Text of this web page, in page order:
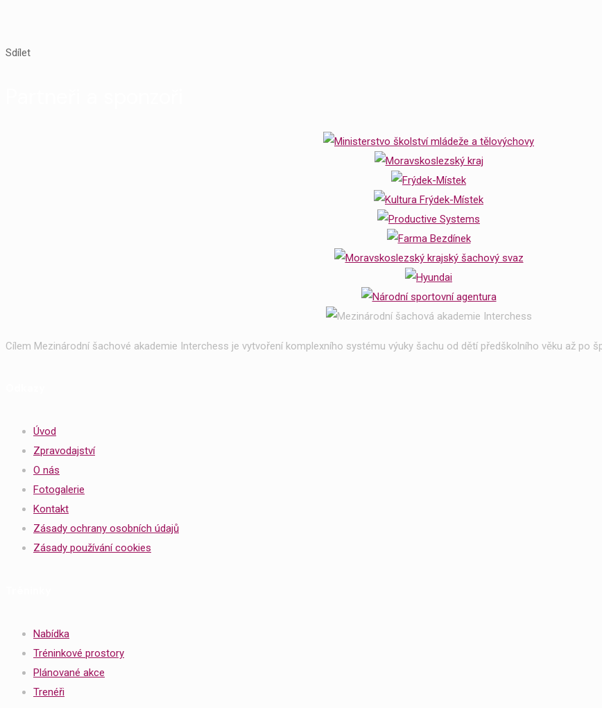
Sdílet
Cílem Mezinárodní šachové akademie Interchess je vytvoření komplexního systému výuky šachu od dětí předškolního věku až po
Úvod
Zpravodajství
O nás
Fotogalerie
Kontakt
Zásady ochrany osobních údajů
Zásady používání cookies
Nabídka
Tréninkové prostory
Plánované akce
Trenéři